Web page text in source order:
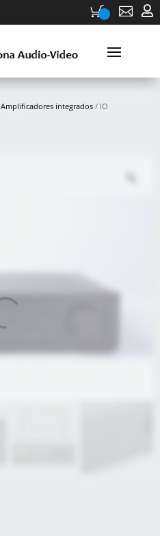
 
Amplificadores integrados/ IO